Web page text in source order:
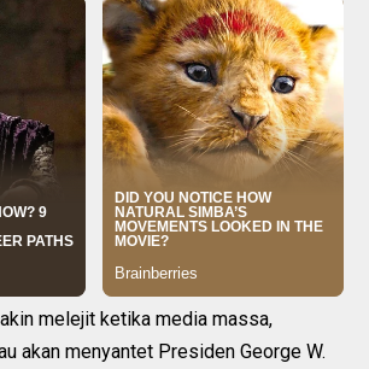
melejit ketika media massa,
akan menyantet Presiden George W.